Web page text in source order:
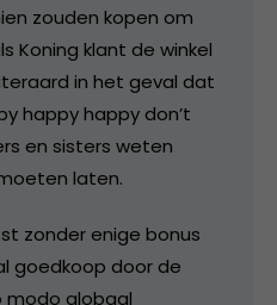
zouden kopen om
Koning klant de winkel
in het geval dat
happy happy don’t
en sisters weten
laten.
zonder enige bonus
goedkoop door de
modo globaal